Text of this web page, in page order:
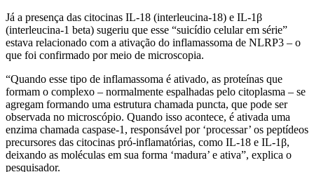
Já a presença das citocinas IL-18 (interleucina-18) e IL-1β
(interleucina-1 beta) sugeriu que esse “suicídio celular em série”
estava relacionado com a ativação do inflamassoma de NLRP3 – o
que foi confirmado por meio de microscopia.
“Quando esse tipo de inflamassoma é ativado, as proteínas que
formam o complexo – normalmente espalhadas pelo citoplasma – se
agregam formando uma estrutura chamada puncta, que pode ser
observada no microscópio. Quando isso acontece, é ativada uma
enzima chamada caspase-1, responsável por ‘processar’ os peptídeos
precursores das citocinas pró-inflamatórias, como IL-18 e IL-1β,
deixando as moléculas em sua forma ‘madura’ e ativa”, explica o
pesquisador.